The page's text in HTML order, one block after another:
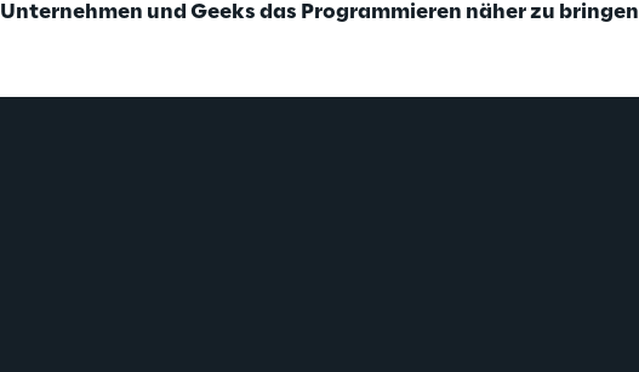
Unternehmen und Geeks das Programmieren näher zu bringen